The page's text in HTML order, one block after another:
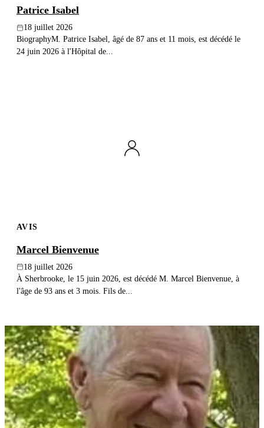
Patrice Isabel
18 juillet 2026
BiographyM. Patrice Isabel, âgé de 87 ans et 11 mois, est décédé le
24 juin 2026 à l'Hôpital de...
AVIS
Marcel Bienvenue
18 juillet 2026
À Sherbrooke, le 15 juin 2026, est décédé M. Marcel Bienvenue, à
l'âge de 93 ans et 3 mois. Fils de...